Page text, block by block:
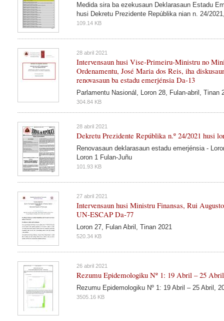
Medida sira ba ezekusaun Deklarasaun Estadu
husi Dekretu Prezidente Repúblika nian n. 24/
109.14 KB
28 abril 2021
Intervensaun husi Vise-Primeiru-Ministru no
Ordenamentu, José Maria dos Reis, iha
renovasaun ba estadu emerjénsia Da-13
Parlamentu Nasionál, Loron 28, Fulan-abril, Tinan
304.84 KB
28 abril 2021
Dekretu Prezidente Repúblika n.º 24/2021 husi
Renovasaun deklarasaun estadu emerjénsia -
Loron 1 Fulan-Juñu
101.93 KB
27 abril 2021
Intervensaun husi Ministru Finansas, Rui
UN-ESCAP Da-77
Loron 27, Fulan Abril, Tinan 2021
520.34 KB
26 abril 2021
Rezumu Epidemologiku Nº 1: 19 Abril – 25
Rezumu Epidemologiku Nº 1: 19 Abril – 25 Abril,
3505.16 KB